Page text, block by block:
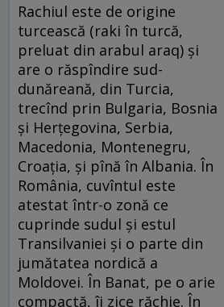
Rachiul este de origine
turcească (raki în turcă,
preluat din arabul araq) și
are o răspîndire sud-
dunăreană, din Turcia,
trecînd prin Bulgaria, Bosnia
și Herțegovina, Serbia,
Macedonia, Montenegru,
Croația, și pînă în Albania. În
România, cuvîntul este
atestat într-o zonă ce
cuprinde sudul şi estul
Transilvaniei şi o parte din
jumătatea nordică a
Moldovei. În Banat, pe o arie
compactă, îi zice răchie. În